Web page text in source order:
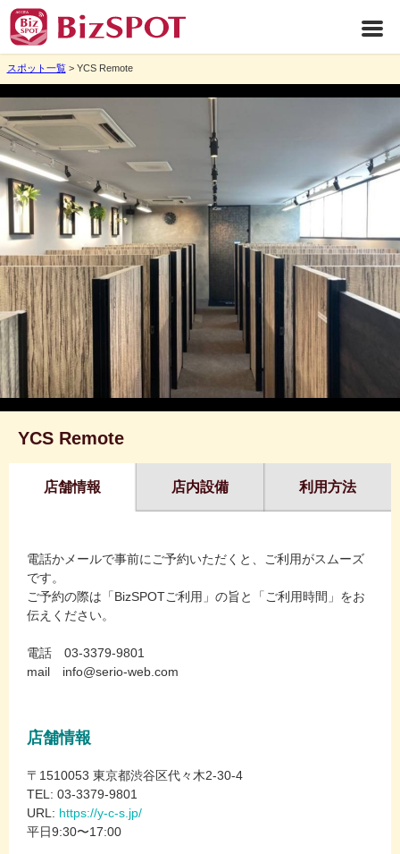
スポット一覧> YCS Remote
YCS Remote
店舗情報 店内設備 利用方法
電話かメールで事前にご予約いただくと、ご利用がスムーズ
です。
ご予約の際は「BizSPOTご利用」の旨と「ご利用時間」をお
伝えください。
電話 03-3379-9801
mail info@serio-web.com
店舗情報
〒1510053 東京都渋谷区代々木2-30-4
TEL: 03-3379-9801
URL: https://y-c-s.jp/
平日9:30〜17:00